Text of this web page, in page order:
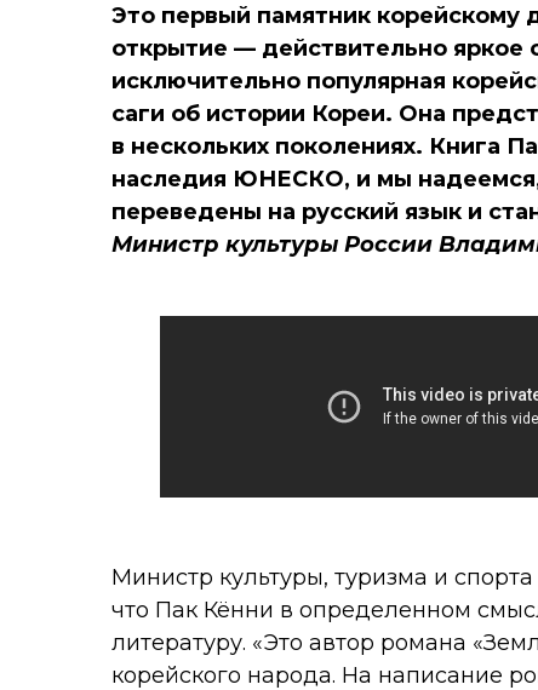
Это первый памятник корейскому
открытие — действительно яркое
исключительно популярная
саги об истории Кореи. Она
в нескольких поколениях. Книга
наследия ЮНЕСКО, и мы надеемся,
переведены на русский язык и
Министр культуры России
Министр культуры, туризма и
что Пак Кённи в определенном
литературу. «Это автор романа
корейского народа. На написание